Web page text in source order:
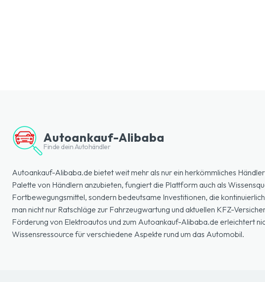
Autoankauf-Alibaba
Finde dein Autohändler
Autoankauf-Alibaba.de bietet weit mehr als nur ein herkömmliches
Palette von Händlern anzubieten, fungiert die Plattform auch als
Fortbewegungsmittel, sondern bedeutsame Investitionen, die
man nicht nur Ratschläge zur Fahrzeugwartung und aktuellen KFZ-
Förderung von Elektroautos und zum Autoankauf-Alibaba.de erleichtert
Wissensressource für verschiedene Aspekte rund um das Automobil.